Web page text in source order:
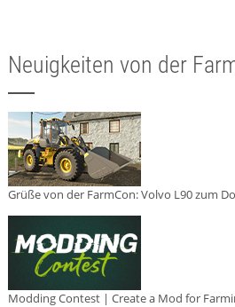
Neuigkeiten von der
Grüße von der FarmCon: Volvo L90 zum
Modding Contest | Create a Mod for